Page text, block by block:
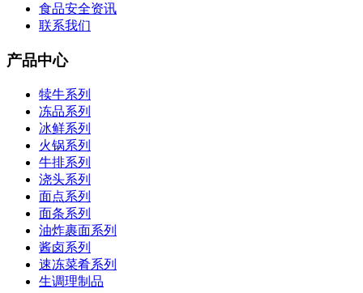
食品安全资讯
联系我们
产品中心
犊牛系列
冻品系列
冰鲜系列
火锅系列
牛排系列
浇头系列
面点系列
面条系列
油炸裹面系列
酱卤系列
速冻菜肴系列
生调理制品